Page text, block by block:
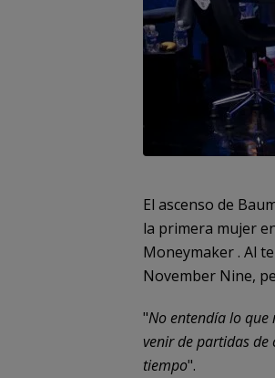
El ascenso de
la primera mujer
Moneymaker . Al
November Nine,
"No entendía lo que
venir de partidas de
tiempo".